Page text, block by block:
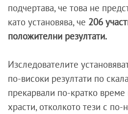
подчертава, че това не
като установява, че 206
положителни резултати.
Изследователите
по-високи резултати по
прекарвали по-кратко време
храсти, отколкото тези с по-